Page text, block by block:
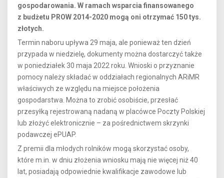
gospodarowania. W ramach wsparcia finansowanego
z budżetu PROW 2014-2020 mogą oni otrzymać 150 tys.
złotych.
Termin naboru upływa 29 maja, ale ponieważ ten dzień
przypada w niedzielę, dokumenty można dostarczyć także
w poniedziałek 30 maja 2022 roku. Wnioski o przyznanie
pomocy należy składać w oddziałach regionalnych ARiMR
właściwych ze względu na miejsce położenia
gospodarstwa. Można to zrobić osobiście, przesłać
przesyłką rejestrowaną nadaną w placówce Poczty Polskiej
lub złożyć elektronicznie – za pośrednictwem skrzynki
podawczej ePUAP.
Z premii dla młodych rolników mogą skorzystać osoby,
które m.in. w dniu złożenia wniosku mają nie więcej niż 40
lat, posiadają odpowiednie kwalifikacje zawodowe lub